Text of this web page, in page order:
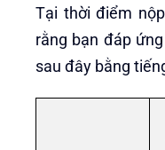
Tại thời điểm
rằng bạn đáp
sau đây bằng